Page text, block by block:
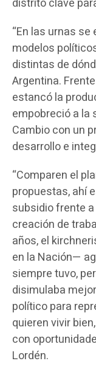
“En las urnas
modelos
distintas de
Argentina.
estancó la
empobreció a la
Cambio con un
desarrollo e
“Comparen el
propuestas, ahí
subsidio frente
creación de
años, el
en la Nación—
siempre tuvo,
disimulaba
político para
quieren vivir
con
Lordén.